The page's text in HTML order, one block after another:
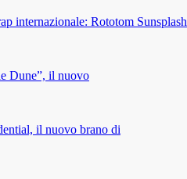
internazionale: Rototom Sunsplash
Dune”, il nuovo
il nuovo brano di